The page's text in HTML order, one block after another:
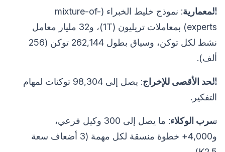
المعمارية
: نموذج خليط الخبراء (mixture-of-
experts) بمعاملات تريليون (1T)، و32 مليار معامل
نشط لكل توكن، وسياق بطول 262,144 توكن (256
ألف).
الحد الأقصى للإخراج
: يصل إلى 98,304 توكنات لمهام
التفكير.
سرب الوكلاء
: ما يصل إلى 300 وكيل فرعي،
و4,000+ خطوة منسقة لكل مهمة (3 أضعاف سعة